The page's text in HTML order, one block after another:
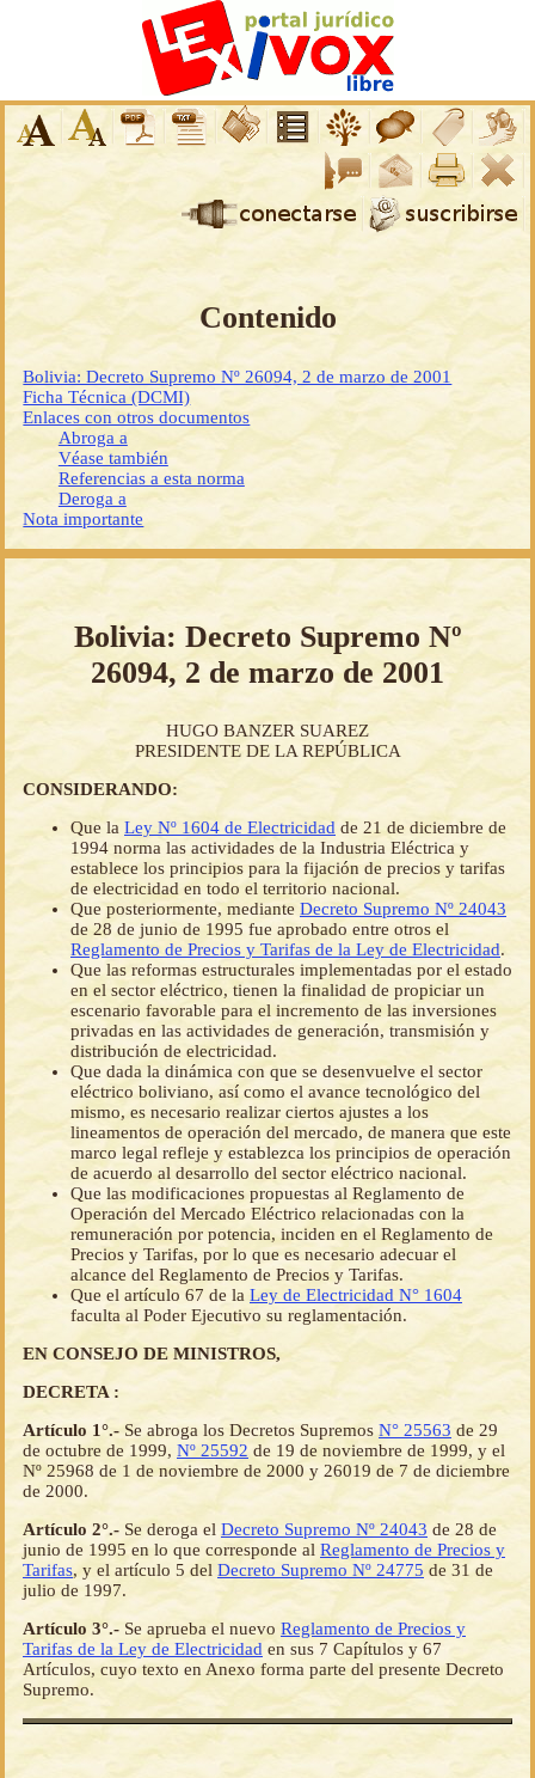
Contenido
Bolivia: Decreto Supremo Nº 26094, 2 de marzo de 2001
Ficha Técnica (DCMI)
Enlaces con otros documentos
Abroga a
Véase también
Referencias a esta norma
Deroga a
Nota importante
Bolivia: Decreto Supremo Nº
26094, 2 de marzo de 2001
HUGO BANZER SUAREZ
PRESIDENTE DE LA REPÚBLICA
CONSIDERANDO:
Que la Ley Nº 1604 de Electricidad de 21 de diciembre de
1994 norma las actividades de la Industria Eléctrica y
establece los principios para la fijación de precios y tarifas
de electricidad en todo el territorio nacional.
Que posteriormente, mediante Decreto Supremo Nº 24043
de 28 de junio de 1995 fue aprobado entre otros el
Reglamento de Precios y Tarifas de la Ley de Electricidad.
Que las reformas estructurales implementadas por el estado
en el sector eléctrico, tienen la finalidad de propiciar un
escenario favorable para el incremento de las inversiones
privadas en las actividades de generación, transmisión y
distribución de electricidad.
Que dada la dinámica con que se desenvuelve el sector
eléctrico boliviano, así como el avance tecnológico del
mismo, es necesario realizar ciertos ajustes a los
lineamentos de operación del mercado, de manera que este
marco legal refleje y establezca los principios de operación
de acuerdo al desarrollo del sector eléctrico nacional.
Que las modificaciones propuestas al Reglamento de
Operación del Mercado Eléctrico relacionadas con la
remuneración por potencia, inciden en el Reglamento de
Precios y Tarifas, por lo que es necesario adecuar el
alcance del Reglamento de Precios y Tarifas.
Que el artículo 67 de la Ley de Electricidad N° 1604
faculta al Poder Ejecutivo su reglamentación.
EN CONSEJO DE MINISTROS,
DECRETA :
Artículo 1°.- Se abroga los Decretos Supremos N° 25563 de 29
de octubre de 1999, Nº 25592 de 19 de noviembre de 1999, y el
Nº 25968 de 1 de noviembre de 2000 y 26019 de 7 de diciembre
de 2000.
Artículo 2°.- Se deroga el Decreto Supremo Nº 24043 de 28 de
junio de 1995 en lo que corresponde al Reglamento de Precios y
Tarifas, y el artículo 5 del Decreto Supremo Nº 24775 de 31 de
julio de 1997.
Artículo 3°.- Se aprueba el nuevo Reglamento de Precios y
Tarifas de la Ley de Electricidad en sus 7 Capítulos y 67
Artículos, cuyo texto en Anexo forma parte del presente Decreto
Supremo.